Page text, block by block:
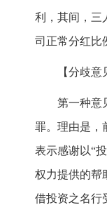
利，其间，三
司正常分红比
【分歧意
第一种意
罪。理由是，
表示感谢以“
权力提供的帮
借投资之名行